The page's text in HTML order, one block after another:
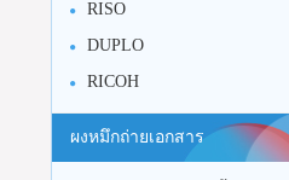
RISO
DUPLO
RICOH
ผงหมึกถ่ายเอกสาร